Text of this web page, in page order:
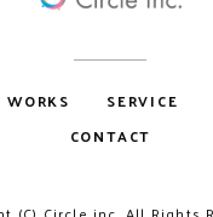
WORKS SERVICE
CONTACT